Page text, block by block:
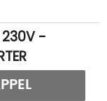
230V -